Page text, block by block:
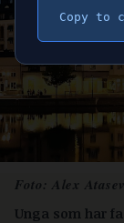
Foto: Alex
Unga som har
Copy to